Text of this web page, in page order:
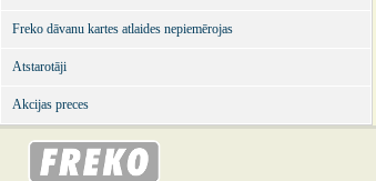
Freko dāvanu kartes atlaides nepiemērojas
Atstarotāji
Akcijas preces